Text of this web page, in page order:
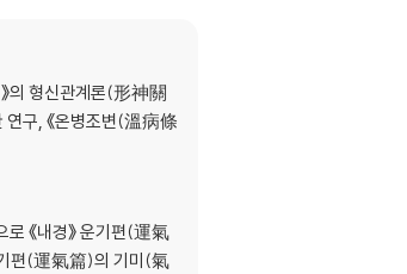
의 형신관계론(形神關
구, 《온병조변(溫病條
《내경》 운기편(運氣
기편(運氣篇)의 기미(氣